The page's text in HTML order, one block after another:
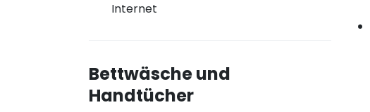
Internet
Bettwäsche und
Handtücher